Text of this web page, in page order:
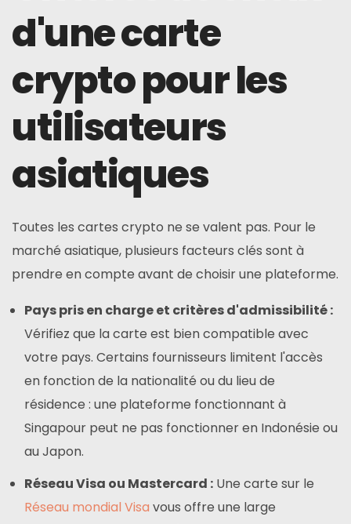
d'une carte
crypto pour les
utilisateurs
asiatiques
Toutes les cartes crypto ne se valent pas. Pour le
marché asiatique, plusieurs facteurs clés sont à
prendre en compte avant de choisir une plateforme.
Pays pris en charge et critères d'admissibilité :
Vérifiez que la carte est bien compatible avec
votre pays. Certains fournisseurs limitent l'accès
en fonction de la nationalité ou du lieu de
résidence : une plateforme fonctionnant à
Singapour peut ne pas fonctionner en Indonésie ou
au Japon.
Réseau Visa ou Mastercard : Une carte sur le
Réseau mondial Visa vous offre une large